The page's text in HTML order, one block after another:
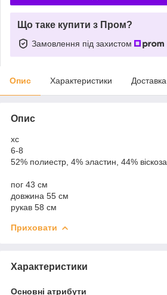
Що таке купити з Пром?
Замовлення під захистом
Опис Характеристики Доставка
Опис
хс
6-8
52% полиестр, 4% эластин, 44% віскоза
пог 43 см
довжина 55 см
рукав 58 см
Приховати
Характеристики
Основні атрибути